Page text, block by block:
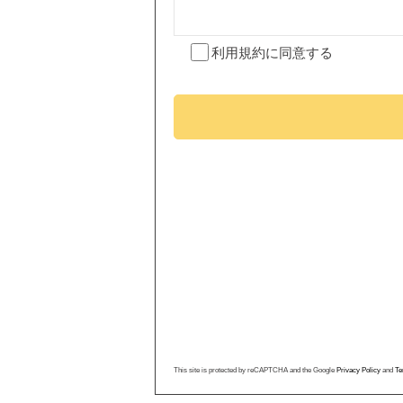
利用規約に同意する
This site is protected by reCAPTCHA and the Google Privacy Policy and